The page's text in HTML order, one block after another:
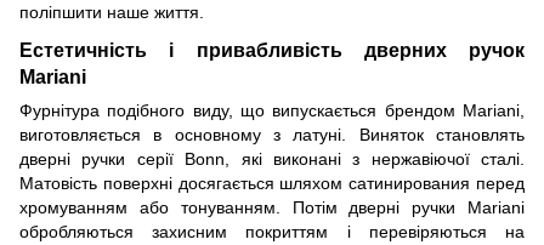
поліпшити наше життя.
Естетичність і привабливість дверних ручок
Mariani
Фурнітура подібного виду, що випускається брендом Mariani,
виготовляється в основному з латуні. Виняток становлять
дверні ручки серії Bonn, які виконані з нержавіючої сталі.
Матовість поверхні досягається шляхом сатинирования перед
хромуванням або тонуванням. Потім дверні ручки Mariani
обробляються захисним покриттям і перевіряються на